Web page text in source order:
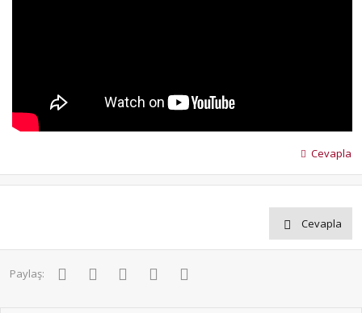
Cevapla
Cevapla
Paylaş: FacebookTwitter PinterestWhatsApp